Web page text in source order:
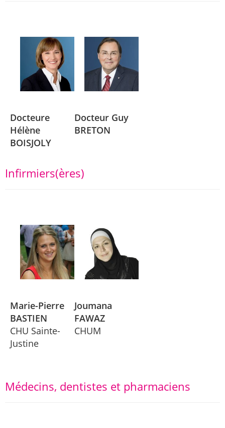
Docteure
Hélène
BOISJOLY
Docteur Guy
BRETON
Infirmiers(ères)
Marie-Pierre
BASTIEN
CHU Sainte-
Justine
Joumana
FAWAZ
CHUM
Médecins, dentistes et pharmaciens